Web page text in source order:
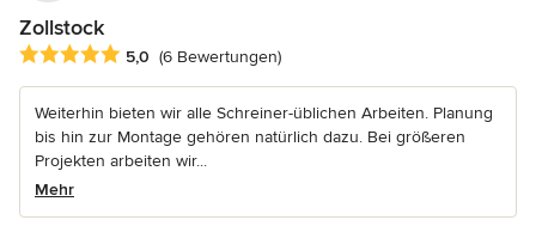
Zollstock
Durchschnittliche Bewertung: 5 von 5 Sternen
5,0 (6 Bewertungen)
Weiterhin bieten wir alle Schreiner-üblichen Arbeiten. Planung
bis hin zur Montage gehören natürlich dazu. Bei größeren
Projekten arbeiten wir...
Mehr